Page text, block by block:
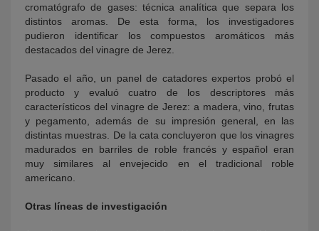
cromatógrafo de gases: técnica analítica que separa los
distintos aromas. De esta forma, los investigadores
pudieron identificar los compuestos aromáticos más
destacados del vinagre de Jerez.
Pasado el año, un panel de catadores expertos probó el
producto y evaluó cuatro de los descriptores más
característicos del vinagre de Jerez: a madera, vino, frutas
y pegamento, además de su impresión general, en las
distintas muestras. De la cata concluyeron que los vinagres
madurados en barriles de roble francés y español eran
muy similares al envejecido en el tradicional roble
americano.
Otras líneas de investigación